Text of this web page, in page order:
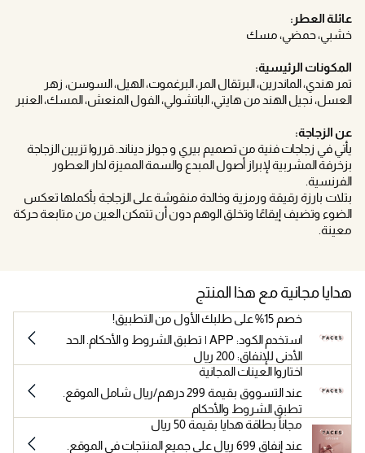
عائلة العطر:
خشبي، حمضي، مسك
المكونات الرئيسية:
تمر هندي، الماندرين، البرتقال المر، البرغموت، الهيل، السوسن، زهر
العسل، نجيل الهند من هايتي، الباتشولي، الفول المنعش، المسك، العنبر
عن الزجاجة:
يأتي في زجاجات فنية من تصميم بيري و جولز ديناند. قرروا تزيين الزجاجة
بزخرفة المشربية لإبراز أصول المبدع والسمة المميزة لدار العطور
الفرنسية.
بتلات بارزة رقيقة ورمزية وخالدة منقوشة على الزجاجة بأكملها تعكس
الضوء وتضيف إيقاعًا وتخلق الوهم دون أن تتمكن العين من متابعة حركة
معينة.
هدايا مجانية مع هذا المنتج
خصم 15% على طلبك الأول من التطبيق!
استخدم الكود: APP | تطبق الشروط و الأحكام. الحد
الأدنى للإنفاق: 200 ريال
اختاروا العينات المجانية
عند التسووق بقيمة 299 درهم/ريال شامل الموقع.
تطبق الشروط والأحكام
مجاناً بطاقة هدايا بقيمة 50 ريال
عند إنفاق 699 ريال على جميع المنتجات في الموقع.